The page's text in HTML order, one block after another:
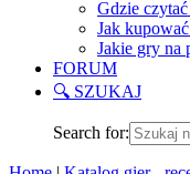
Gdzie
Jak
Jakie gry na
FORUM
🔍 SZUKAJ
Search for: